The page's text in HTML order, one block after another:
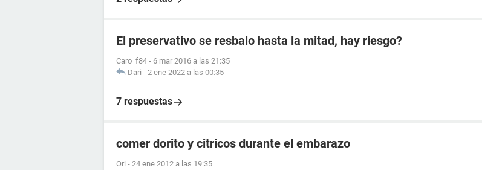
El preservativo se resbalo hasta la mitad, hay riesgo?
Caro_f84 - 6 mar 2016 a las 21:35
Dari - 2 ene 2022 a las 00:35
7 respuestas
comer dorito y citricos durante el embarazo
Ori - 24 ene 2012 a las 19:35